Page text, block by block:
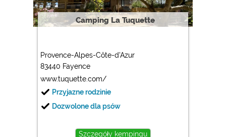
Camping La Tuquette
Provence-Alpes-Côte-d'Azur
83440 Fayence
www.tuquette.com/
Przyjazne rodzinie
Dozwolone dla psów
Szczegóły kempingu